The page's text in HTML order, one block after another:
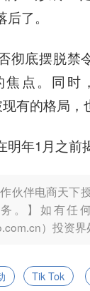
了。
彻底摆脱禁
点。同时，
有的格局
年1月之前
伙伴电商天下
。】如有任
）投资界
Tik Tok